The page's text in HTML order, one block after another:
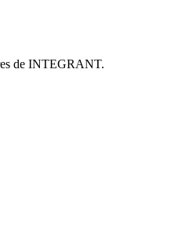
de INTEGRANT.